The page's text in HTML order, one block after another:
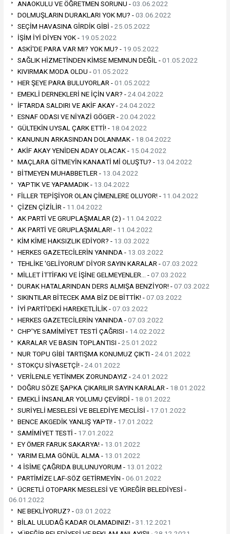
ANAOKULU VE ÖĞRETMEN SORUNU -03.06.2022
DOLMUŞLARIN DURAKLARI YOK MU? -03.06.2022
SEÇİM HAVASINA GİRDİK GİBİ -25.05.2022
İŞİM İYİ DİYEN YOK - 19.05.2022
ASKİ'DE PARA VAR MI? YOK MU? - 19.05.2022
SAĞLIK HİZMETİNDEN KİMSE MEMNUN DEĞİL -01.05.2022
KIVIRMAK MODA OLDU -01.05.2022
HER ŞEYE PARA BULUYORLAR -01.05.2022
EMEKLİ DERNEKLERİ NE İÇİN VAR? -24.04.2022
İFTARDA SALDIRI VE AKİF AKAY -24.04.2022
ESNAF ODASI VE NİYAZİ GÖGER -20.04.2022
GÜLTEKİN UYSAL ÇARK ETTİ! - 18.04.2022
KANUNUN ARKASINDAN DOLANMAK - 18.04.2022
AKİF AKAY YENİDEN ADAY OLACAK - 15.04.2022
MAÇLARA GİTMEYİN KANAATİ Mİ OLUŞTU? - 13.04.2022
BİTMEYEN MUHABBETLER - 13.04.2022
YAPTIK VE YAPAMADIK - 13.04.2022
FİLLER TEPİŞİYOR OLAN ÇİMENLERE OLUYOR! - 11.04.2022
ÇİZEN ÇİZİLİR - 11.04.2022
AK PARTİ VE GRUPLAŞMALAR (2) - 11.04.2022
AK PARTİ VE GRUPLAŞMALAR! - 11.04.2022
KİM KİME HAKSIZLIK EDİYOR? - 13.03.2022
HERKES GAZETECİLERİN YANINDA - 13.03.2022
TEHLİKE 'GELİYORUM' DİYOR SAYIN KARALAR -07.03.2022
MİLLET İTTİFAKI VE İŞİNE GELMEYENLER… -07.03.2022
DURAK HATALARINDAN DERS ALMIŞA BENZİYOR! -07.03.2022
SIKINTILAR BİTECEK AMA BİZ DE BİTTİK! -07.03.2022
İYİ PARTİ'DEKİ HAREKETLİLİK -07.03.2022
HERKES GAZETECİLERİN YANINDA -07.03.2022
CHP'YE SAMİMİYET TESTİ ÇAĞRISI - 14.02.2022
KARALAR VE BASIN TOPLANTISI -25.01.2022
NUR TOPU GİBİ TARTIŞMA KONUMUZ ÇIKTI -24.01.2022
STOKÇU SİYASETÇİ! -24.01.2022
VERİLENLE YETİNMEK ZORUNDAYIZ -24.01.2022
DOĞRU SÖZE ŞAPKA ÇIKARILIR SAYIN KARALAR - 18.01.2022
EMEKLİ İNSANLAR YOLUMU ÇEVİRDİ - 18.01.2022
SURİYELİ MESELESİ VE BELEDİYE MECLİSİ - 17.01.2022
BENCE AKGEDİK YANLIŞ YAPTI! - 17.01.2022
SAMİMİYET TESTİ - 17.01.2022
EY ÖMER FARUK SAKARYA! - 13.01.2022
YARIM ELMA GÖNÜL ALMA - 13.01.2022
4 İSİME ÇAĞRIDA BULUNUYORUM - 13.01.2022
PARTİMİZE LAF-SÖZ GETİRMEYİN -06.01.2022
ÜCRETLİ OTOPARK MESELESİ VE YÜREĞİR BELEDİYESİ -
06.01.2022
NE BEKLİYORUZ? -03.01.2022
BİLAL ULUDAĞ KADAR OLAMADINIZ! -31.12.2021